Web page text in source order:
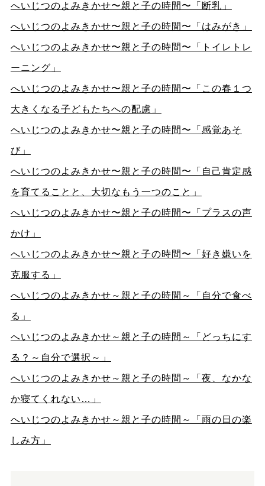
へいじつのよみきかせ〜親と子の時間〜「断乳」
へいじつのよみきかせ〜親と子の時間〜「はみがき」
へいじつのよみきかせ〜親と子の時間〜「トイレトレ
ーニング」
へいじつのよみきかせ〜親と子の時間〜「この春１つ
大きくなる子どもたちへの配慮」
へいじつのよみきかせ〜親と子の時間〜「感覚あそ
び」
へいじつのよみきかせ〜親と子の時間〜「自己肯定感
を育てることと、大切なもう一つのこと」
へいじつのよみきかせ〜親と子の時間〜「プラスの声
かけ」
へいじつのよみきかせ〜親と子の時間〜「好き嫌いを
克服する」
へいじつのよみきかせ～親と子の時間～「自分で食べ
る」
へいじつのよみきかせ～親と子の時間～「どっちにす
る？～自分で選択～」
へいじつのよみきかせ～親と子の時間～「夜、なかな
か寝てくれない…」
へいじつのよみきかせ～親と子の時間～「雨の日の楽
しみ方」